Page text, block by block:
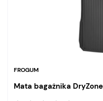
FROGUM
Mata bagażnika